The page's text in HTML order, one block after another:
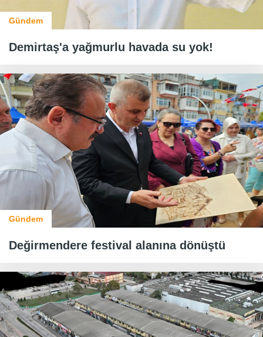
Gündem
Demirtaş'a yağmurlu havada su yok!
Gündem
Değirmendere festival alanına dönüştü